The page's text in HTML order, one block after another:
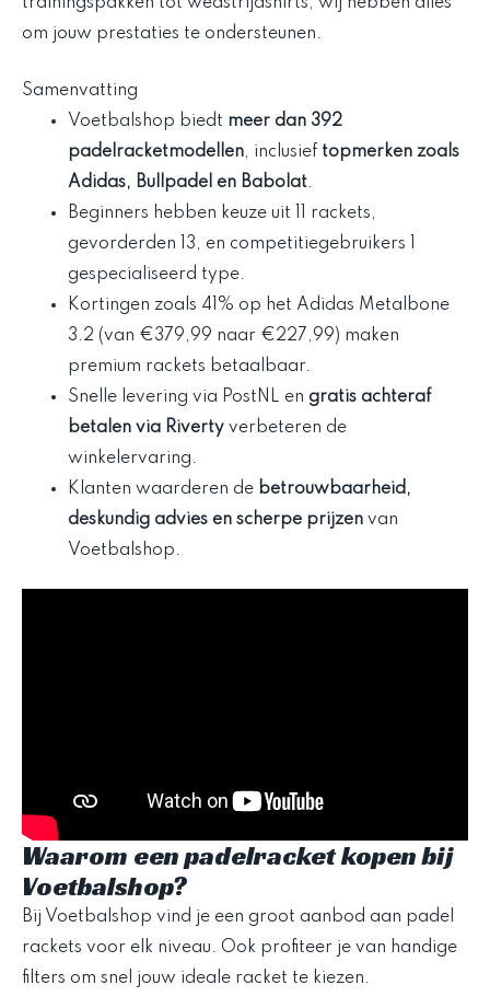
om jouw prestaties te ondersteunen.
Samenvatting
Voetbalshop biedt meer dan 392
padelracketmodellen, inclusief topmerken zoals
Adidas, Bullpadel en Babolat.
Beginners hebben keuze uit 11 rackets,
gevorderden 13, en competitiegebruikers 1
gespecialiseerd type.
Kortingen zoals 41% op het Adidas Metalbone
3.2 (van €379,99 naar €227,99) maken
premium rackets betaalbaar.
Snelle levering via PostNL en gratis achteraf
betalen via Riverty verbeteren de
winkelervaring.
Klanten waarderen de betrouwbaarheid,
deskundig advies en scherpe prijzen van
Voetbalshop.
Waarom een padelracket kopen bij
Voetbalshop?
Bij Voetbalshop vind je een groot aanbod aan padel
rackets voor elk niveau. Ook profiteer je van handige
filters om snel jouw ideale racket te kiezen.